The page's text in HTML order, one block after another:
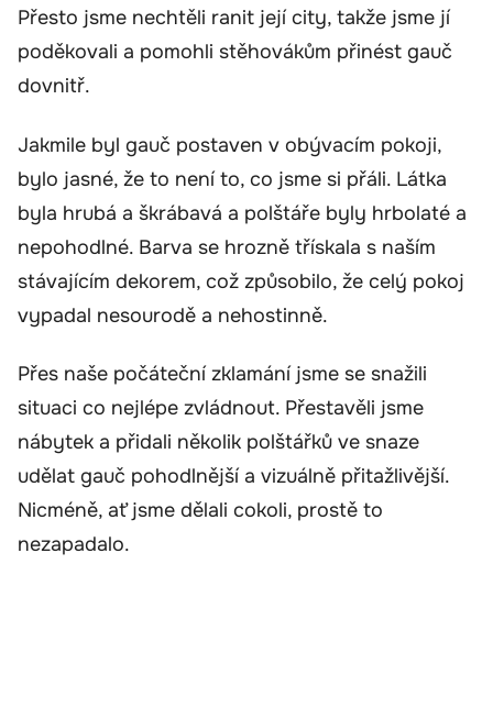
Přesto jsme nechtěli ranit její city, takže jsme jí
poděkovali a pomohli stěhovákům přinést gauč
dovnitř.
Jakmile byl gauč postaven v obývacím pokoji,
bylo jasné, že to není to, co jsme si přáli. Látka
byla hrubá a škrábavá a polštáře byly hrbolaté a
nepohodlné. Barva se hrozně třískala s naším
stávajícím dekorem, což způsobilo, že celý pokoj
vypadal nesourodě a nehostinně.
Přes naše počáteční zklamání jsme se snažili
situaci co nejlépe zvládnout. Přestavěli jsme
nábytek a přidali několik polštářků ve snaze
udělat gauč pohodlnější a vizuálně přitažlivější.
Nicméně, ať jsme dělali cokoli, prostě to
nezapadalo.